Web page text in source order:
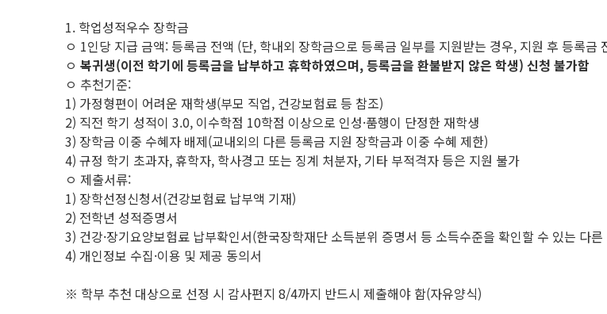
1. 학업성적우수 장학금
ㅇ 1인당 지급 금액: 등록금 전액 (단, 학내외 장학금으로 등록금 일부를 지원받는 경우, 지원 후 등록금
ㅇ 복귀생(이전 학기에 등록금을 납부하고 휴학하였으며, 등록금을 환불받지 않은 학생) 신청 불가함
ㅇ 추천기준:
1) 가정형편이 어려운 재학생(부모 직업, 건강보험료 등 참조)
2) 직전 학기 성적이 3.0, 이수학점 10학점 이상으로 인성·품행이 단정한 재학생
3) 장학금 이중 수혜자 배제(교내외의 다른 등록금 지원 장학금과 이중 수혜 제한)
4) 규정 학기 초과자, 휴학자, 학사경고 또는 징계 처분자, 기타 부적격자 등은 지원 불가
ㅇ 제출서류:
1) 장학선정신청서(건강보험료 납부액 기재)
2) 전학년 성적증명서
3) 건강·장기요양보험료 납부확인서(한국장학재단 소득분위 증명서 등 소득수준을 확인할 수 있는 다
4) 개인정보 수집·이용 및 제공 동의서
※ 학부 추천 대상으로 선정 시 감사편지 8/4까지 반드시 제출해야 함(자유양식)